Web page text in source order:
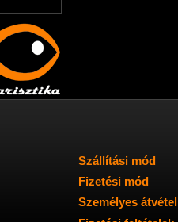
Szállítási mód
Fizetési mód
Személyes átvétel